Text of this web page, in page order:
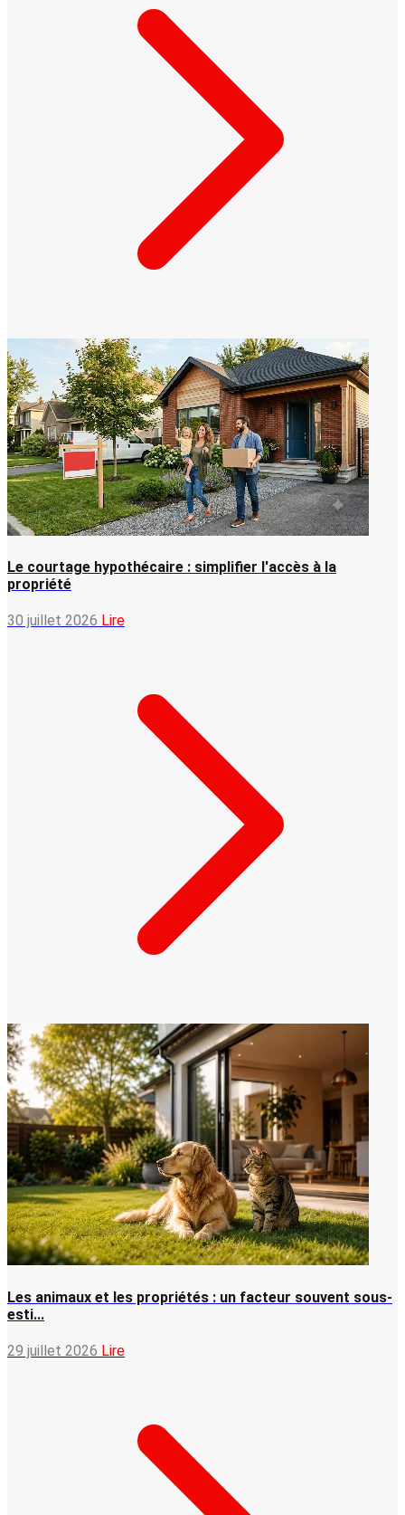
Le courtage hypothécaire : simplifier l'accès à la
propriété
30 juillet 2026 Lire
Les animaux et les propriétés : un facteur souvent sous-
esti...
29 juillet 2026 Lire